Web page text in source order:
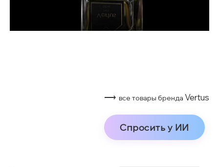
⟶ все товары бренда Vertus
Спросить у ИИ